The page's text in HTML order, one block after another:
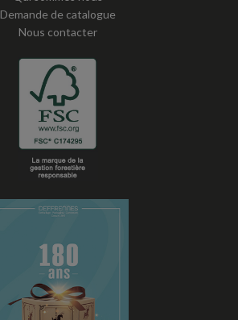
Demande de catalogue
Nous contacter